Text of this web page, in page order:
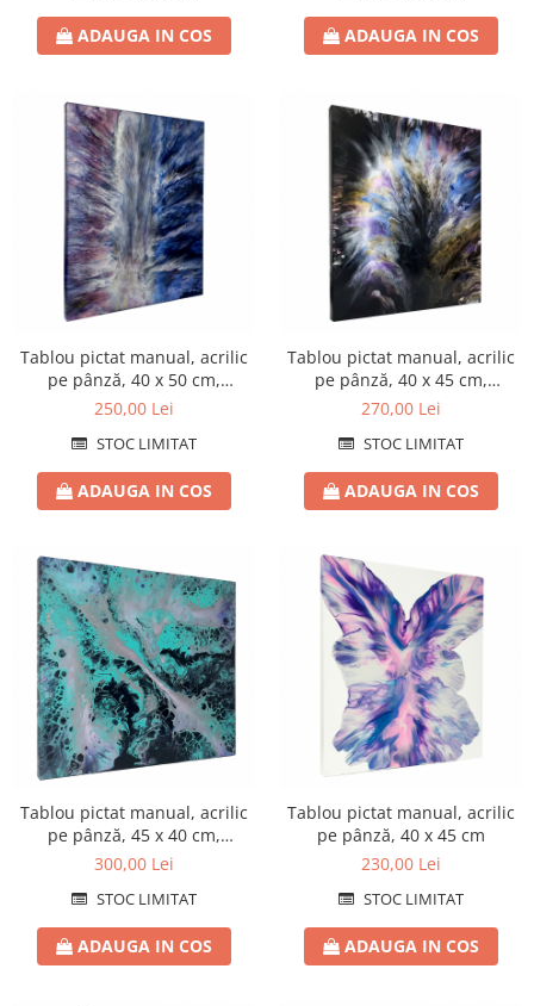
ADAUGA IN COS ADAUGA IN COS
Tablou pictat manual, acrilic
pe pânză, 40 x 50 cm,
iridescent
250,00 Lei
STOC LIMITAT
ADAUGA IN COS
Tablou pictat manual, acrilic
pe pânză, 40 x 45 cm,
iridescent
270,00 Lei
STOC LIMITAT
ADAUGA IN COS
Tablou pictat manual, acrilic
pe pânză, 45 x 40 cm,
iridescent
300,00 Lei
STOC LIMITAT
ADAUGA IN COS
Tablou pictat manual, acrilic
pe pânză, 40 x 45 cm
230,00 Lei
STOC LIMITAT
ADAUGA IN COS